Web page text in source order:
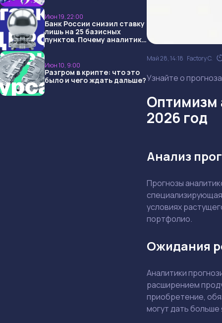
Июн 19, 22:00
Банк России снизил ставку
лишь на 25 базисных
пунктов. Почему аналитики
Июн 10, 9:00
Разгром в крипте: что это
было и чего ждать дальше?
Май 28, 14:18 Factory C.
Узнайте о
Оптимизм
2026 год
Анализ
Прогнозы
условиях
портфолио.
Ожидания
Аналитики
расширением
приобретение,
могут дать